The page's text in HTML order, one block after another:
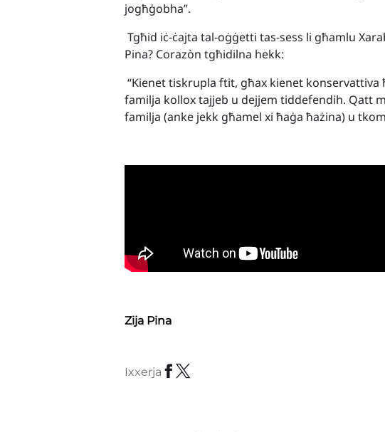
jogħġobha”.
Tgħid iċ-ċajta tal-oġġetti tas-sess li għamlu
Pina? Corazòn tgħidilna hekk:
“Kienet tiskrupla ftit, għax kienet konservattiva
familja kollox tajjeb u dejjem tiddefendih. Qatt
familja (anke jekk għamel xi ħaġa ħażina) u
Zija Pina
Ixxerja